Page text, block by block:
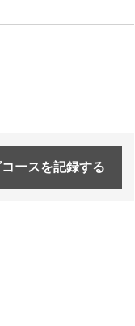
ースを記録する